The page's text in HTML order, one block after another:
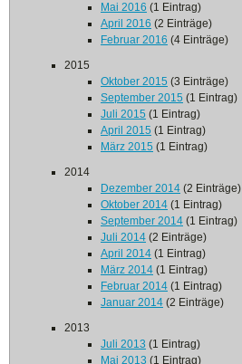
Mai 2016 (1 Eintrag)
April 2016 (2 Einträge)
Februar 2016 (4 Einträge)
2015
Oktober 2015 (3 Einträge)
September 2015 (1 Eintrag)
Juli 2015 (1 Eintrag)
April 2015 (1 Eintrag)
März 2015 (1 Eintrag)
2014
Dezember 2014 (2 Einträge)
Oktober 2014 (1 Eintrag)
September 2014 (1 Eintrag)
Juli 2014 (2 Einträge)
April 2014 (1 Eintrag)
März 2014 (1 Eintrag)
Februar 2014 (1 Eintrag)
Januar 2014 (2 Einträge)
2013
Juli 2013 (1 Eintrag)
Mai 2013 (1 Eintrag)